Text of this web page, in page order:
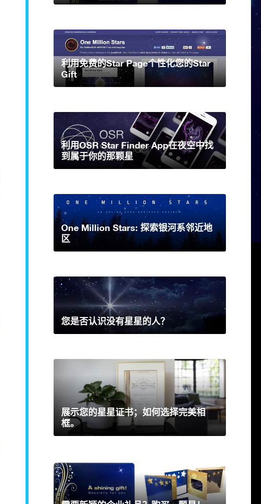
利用免费的Star Page个性化您的Star
Gift
利用OSR Star Finder App在夜空中找
到属于你的那颗星
One Million Stars: 探索银河系邻近地
区
您是否认识没有星星的人？
展示您的星星证书；如何选择完美相
框。